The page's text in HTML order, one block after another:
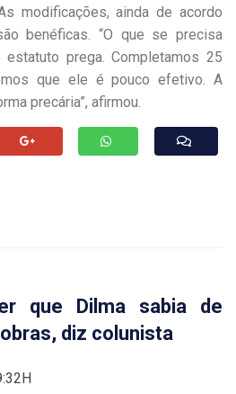
modificações, ainda de acordo
benéficas. “O que se precisa
prega. Completamos 25
que ele é pouco efetivo. A
precária”, afirmou.
que Dilma sabia de
diz colunista